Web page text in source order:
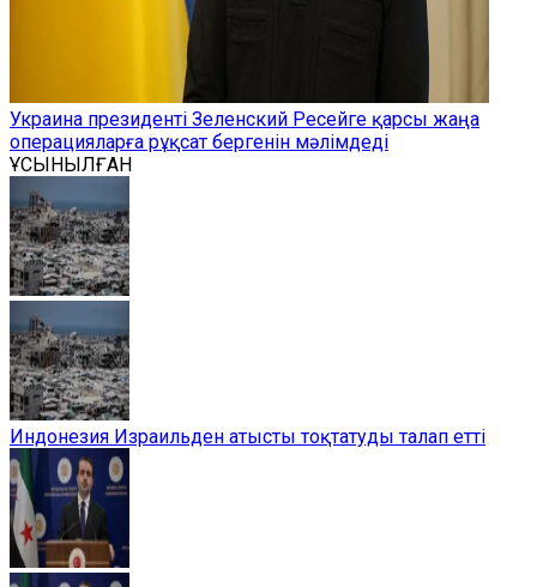
Украина президенті Зеленский Ресейге қарсы жаңа
операцияларға рұқсат бергенін мәлімдеді
ҰСЫНЫЛҒАН
Индонезия Израильден атысты тоқтатуды талап етті